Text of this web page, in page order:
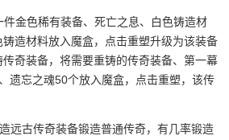
金色稀有装备、死亡之息、白色铸造材
造材料放入魔盒，点击重塑升级为该装备
奇装备，将需要重铸的传奇装备、第一幕
遗忘之魂50个放入魔盒，点击重塑，该传
远古传奇装备锻造普通传奇，有几率锻造